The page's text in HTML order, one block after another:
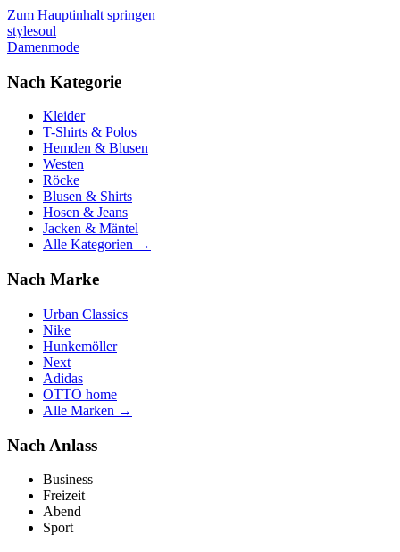
Zum Hauptinhalt springen
stylesoul
Damenmode
Nach Kategorie
Kleider
T-Shirts & Polos
Hemden & Blusen
Westen
Röcke
Blusen & Shirts
Hosen & Jeans
Jacken & Mäntel
Alle Kategorien →
Nach Marke
Urban Classics
Nike
Hunkemöller
Next
Adidas
OTTO home
Alle Marken →
Nach Anlass
Business
Freizeit
Abend
Sport